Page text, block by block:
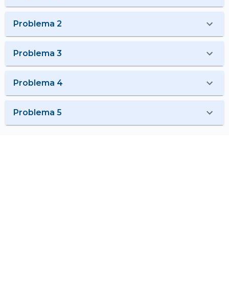
Problema 2
Problema 3
Problema 4
Problema 5